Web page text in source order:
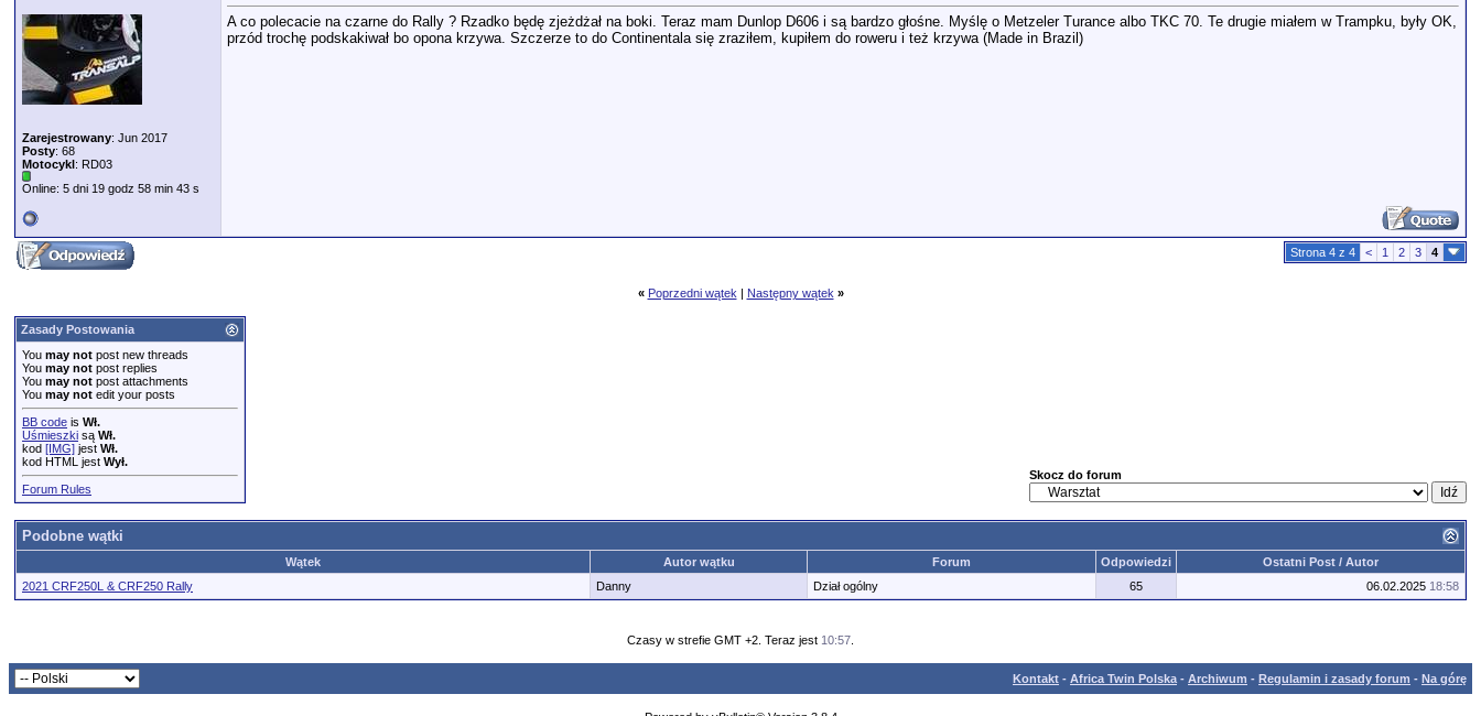
Zarejestrowany: Jun 2017
Posty: 68
Motocykl: RD03
Online: 5 dni 19 godz 58 min 43 s
A co polecacie na czarne do Rally ? Rzadko będę zjeżdżał na boki. Teraz mam Dunlop D606 i są bardzo głośne. Myślę o Metzeler Turance albo TKC 70. Te drugie miałem w Trampku, były OK,
przód trochę podskakiwał bo opona krzywa. Szczerze to do Continentala się zraziłem, kupiłem do roweru i też krzywa (Made in Brazil)
Strona 4 z 4 < 1 2 3 4
« Poprzedni wątek | Następny wątek »
Zasady Postowania
You may not post new threads
You may not post replies
You may not post attachments
You may not edit your posts
BB code is Wł.
Uśmieszki są Wł.
kod [IMG] jest Wł.
kod HTML jest Wył.
Forum Rules
Skocz do forum
Podobne wątki
Wątek Autor wątku Forum Odpowiedzi
Ostatni Post / Autor
2021 CRF250L & CRF250 Rally
Danny Dział ogólny 65 06.02.2025 18:58
Czasy w strefie GMT +2. Teraz jest 10:57
Kontakt - Africa Twin Polska - Archiwum - Regulamin i zasady forum - Na górę